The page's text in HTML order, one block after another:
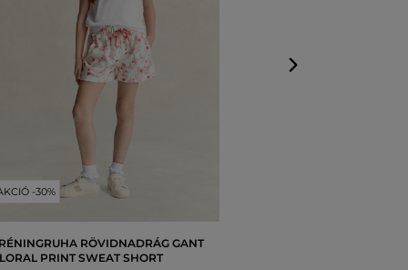
-30%
RÖVIDNADRÁG GANT
PRINT SWEAT SHORT